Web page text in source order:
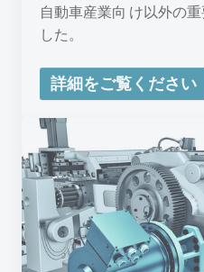
自動車産業向 け以外の
した。
詳細をご覧ください